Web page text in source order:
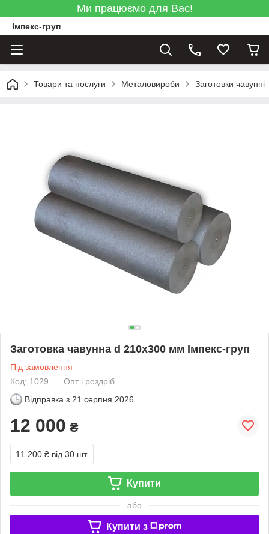
Ми працюємо для Вас!
Імпекс-груп
Товари та послуги Металовироби Заготовки чавунні
Заготовка чавунна d 210х300 мм Імпекс-груп
Під замовлення
Код: 1029
Опт і роздріб
Відправка з 21 серпня 2026
12 000 ₴
11 200 ₴ від 30 шт.
Купити
або
Купити з